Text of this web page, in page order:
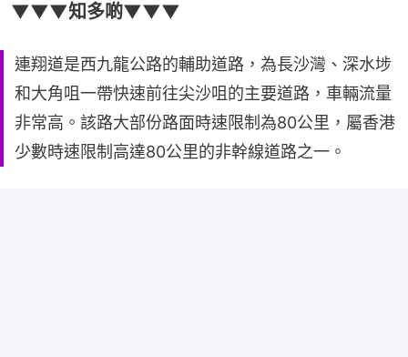
▼▼▼知多啲▼▼▼
連翔道是西九龍公路的輔助道路，為長沙灣、深水埗
和大角咀一帶快速前往尖沙咀的主要道路，車輛流量
非常高。該路大部份路面時速限制為80公里，屬香港
少數時速限制高達80公里的非幹線道路之一。